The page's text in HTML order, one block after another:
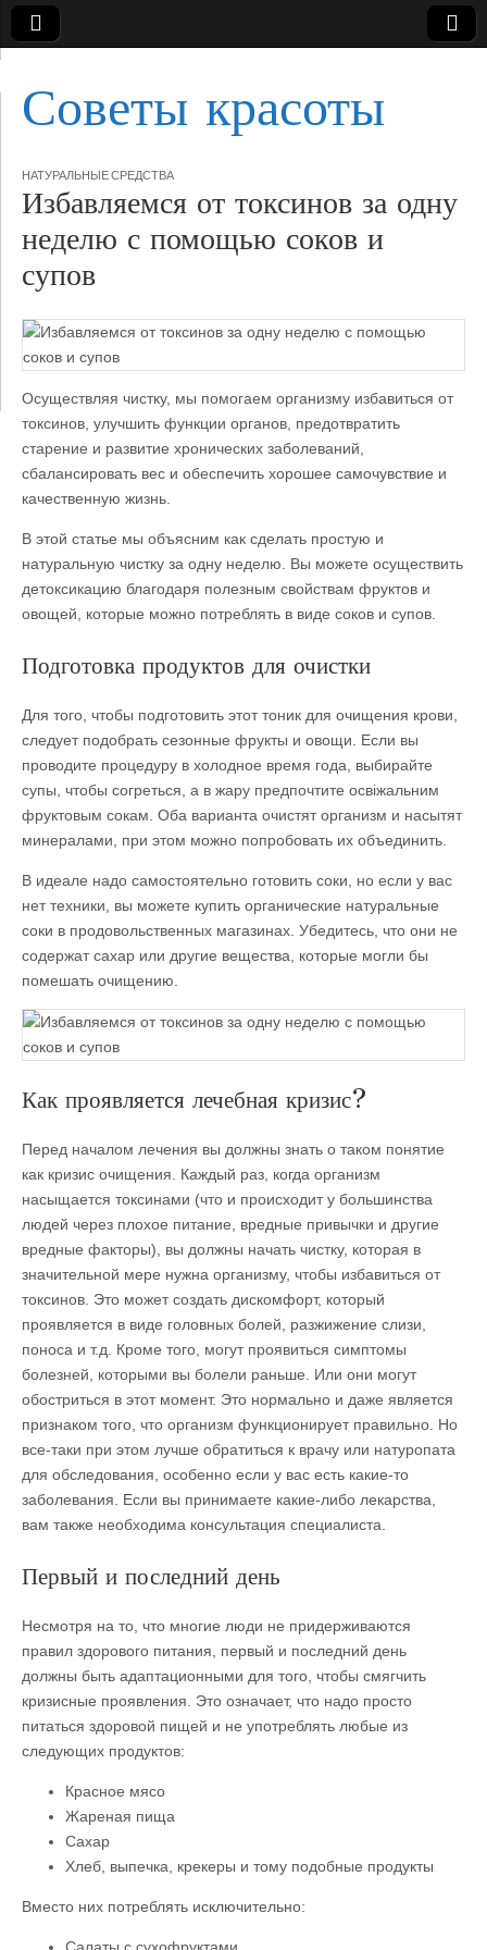
Советы красоты
НАТУРАЛЬНЫЕ СРЕДСТВА
Избавляемся от токсинов за одну
неделю с помощью соков и
супов
Осуществляя чистку, мы помогаем организму избавиться от
токсинов, улучшить функции органов, предотвратить
старение и развитие хронических заболеваний,
сбалансировать вес и обеспечить хорошее самочувствие и
качественную жизнь.
В этой статье мы объясним как сделать простую и
натуральную чистку за одну неделю. Вы можете осуществить
детоксикацию благодаря полезным свойствам фруктов и
овощей, которые можно потреблять в виде соков и супов.
Подготовка продуктов для очистки
Для того, чтобы подготовить этот тоник для очищения крови,
следует подобрать сезонные фрукты и овощи. Если вы
проводите процедуру в холодное время года, выбирайте
супы, чтобы согреться, а в жару предпочтите освіжальним
фруктовым сокам. Оба варианта очистят организм и насытят
минералами, при этом можно попробовать их объединить.
В идеале надо самостоятельно готовить соки, но если у вас
нет техники, вы можете купить органические натуральные
соки в продовольственных магазинах. Убедитесь, что они не
содержат сахар или другие вещества, которые могли бы
помешать очищению.
Как проявляется лечебная кризис?
Перед началом лечения вы должны знать о таком понятие
как кризис очищения. Каждый раз, когда организм
насыщается токсинами (что и происходит у большинства
людей через плохое питание, вредные привычки и другие
вредные факторы), вы должны начать чистку, которая в
значительной мере нужна организму, чтобы избавиться от
токсинов. Это может создать дискомфорт, который
проявляется в виде головных болей, разжижение слизи,
поноса и т.д. Кроме того, могут проявиться симптомы
болезней, которыми вы болели раньше. Или они могут
обостриться в этот момент. Это нормально и даже является
признаком того, что организм функционирует правильно. Но
все-таки при этом лучше обратиться к врачу или натуропата
для обследования, особенно если у вас есть какие-то
заболевания. Если вы принимаете какие-либо лекарства,
вам также необходима консультация специалиста.
Первый и последний день
Несмотря на то, что многие люди не придерживаются
правил здорового питания, первый и последний день
должны быть адаптационными для того, чтобы смягчить
кризисные проявления. Это означает, что надо просто
питаться здоровой пищей и не употреблять любые из
следующих продуктов:
Красное мясо
Жареная пища
Сахар
Хлеб, выпечка, крекеры и тому подобные продукты
Вместо них потреблять исключительно: